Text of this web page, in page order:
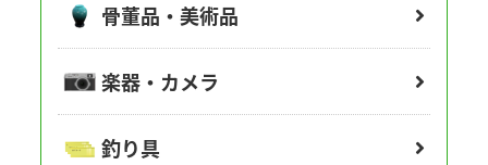
骨董品・美術品
楽器・カメラ
釣り具